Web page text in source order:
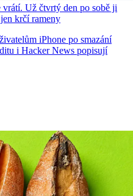
vrátí. Už čtvrtý den po sobě ji
krčí rameny
iPhone po smazání
i Hacker News popisují